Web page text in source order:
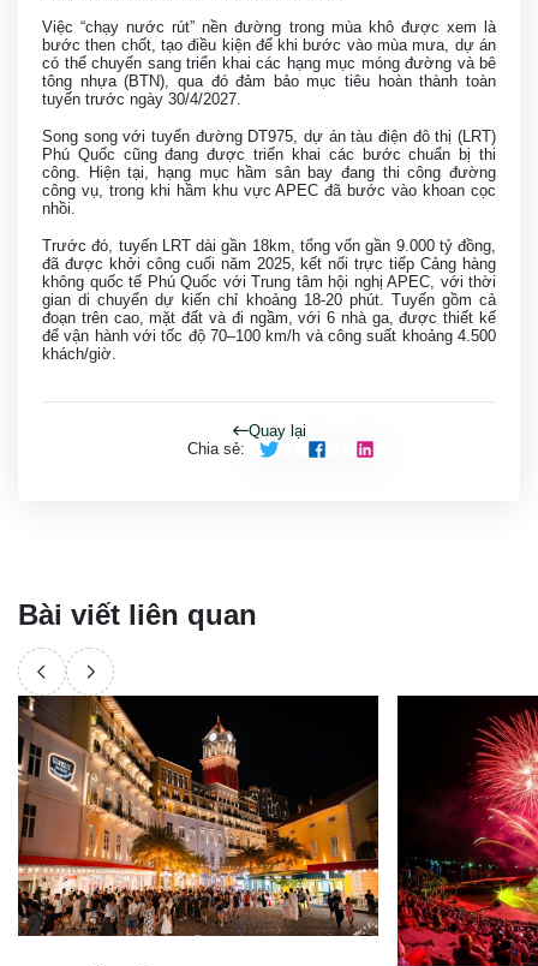
Việc “chạy nước rút” nền đường trong mùa khô được xem là
bước then chốt, tạo điều kiện để khi bước vào mùa mưa, dự án
có thể chuyển sang triển khai các hạng mục móng đường và bê
tông nhựa (BTN), qua đó đảm bảo mục tiêu hoàn thành toàn
tuyến trước ngày 30/4/2027.
Song song với tuyến đường DT975, dự án tàu điện đô thị (LRT)
Phú Quốc cũng đang được triển khai các bước chuẩn bị thi
công. Hiện tại, hạng mục hầm sân bay đang thi công đường
công vụ, trong khi hầm khu vực APEC đã bước vào khoan cọc
nhồi.
Trước đó, tuyến LRT dài gần 18km, tổng vốn gần 9.000 tỷ đồng,
đã được khởi công cuối năm 2025, kết nối trực tiếp Cảng hàng
không quốc tế Phú Quốc với Trung tâm hội nghị APEC, với thời
gian di chuyển dự kiến chỉ khoảng 18-20 phút. Tuyến gồm cả
đoạn trên cao, mặt đất và đi ngầm, với 6 nhà ga, được thiết kế
để vận hành với tốc độ 70–100 km/h và công suất khoảng 4.500
khách/giờ.
Quay lại
Chia sẻ:
Bài viết liên quan